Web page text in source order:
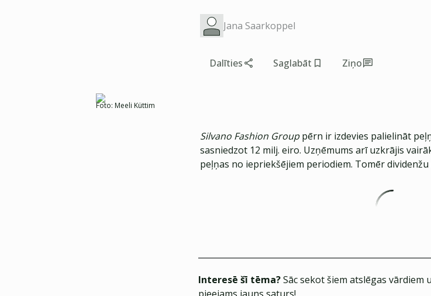
Jana Saarkoppel
Dalīties Saglabāt Ziņo
Foto: Meeli Küttim
Silvano Fashion Grouppērn ir izdevies palielināt
sasniedzot 12 milj. eiro. Uzņēmums arī uzkrājis
peļņas no iepriekšējiem periodiem. Tomēr
Interesē šī tēma?Sāc sekot šiem atslēgas vārdiem